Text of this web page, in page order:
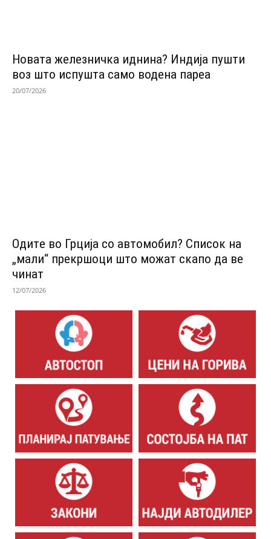
Новата железничка иднина? Индија пушти
воз што испушта само водена пареа
20/07/2026
Одитe во Грција со автомобил? Список на
„мали“ прекршоци што можат скапо да ве
чинат
12/07/2026